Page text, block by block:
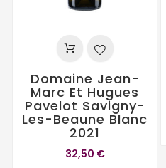
Domaine Jean-
Marc Et Hugues
Pavelot Savigny-
Les-Beaune Blanc
2021
32,50 €